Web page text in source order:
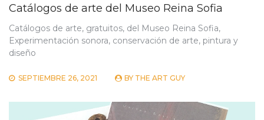
Catálogos de arte del Museo Reina Sofia
Catálogos de arte, gratuitos, del Museo Reina Sofia,
Experimentación sonora, conservación de arte, pintura y
diseño
SEPTIEMBRE 26, 2021 BY THE ART GUY